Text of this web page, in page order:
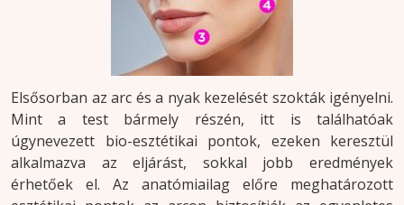
Elsősorban az arc és a nyak kezelését szokták igényelni.
Mint a test bármely részén, itt is találhatóak
úgynevezett bio-esztétikai pontok, ezeken keresztül
alkalmazva az eljárást, sokkal jobb eredmények
érhetőek el. Az anatómiailag előre meghatározott